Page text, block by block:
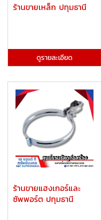
ร้านขายเหล็ก ปทุมธานี
ดูรายละเอียด
ร้านขายแฮงเกอร์และ
ซัพพอร์ต ปทุมธานี